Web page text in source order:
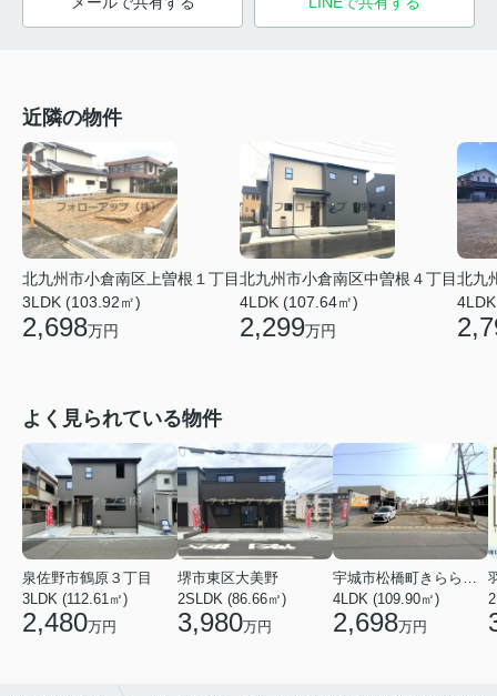
近隣の物件
北九州市小倉南区上曽根１丁目
3LDK (103.92㎡)
2,698万円
北九州市小倉南区中曽根４丁目
4LDK (107.64㎡)
2,299万円
北九
よく見られている物件
泉佐野市鶴原３丁目
3LDK (112.61㎡)
2,480万円
堺市東区大美野
2SLDK (86.66㎡)
3,980万円
宇城市松橋町きらら３丁目
4LDK (109.90㎡)
2,698万円